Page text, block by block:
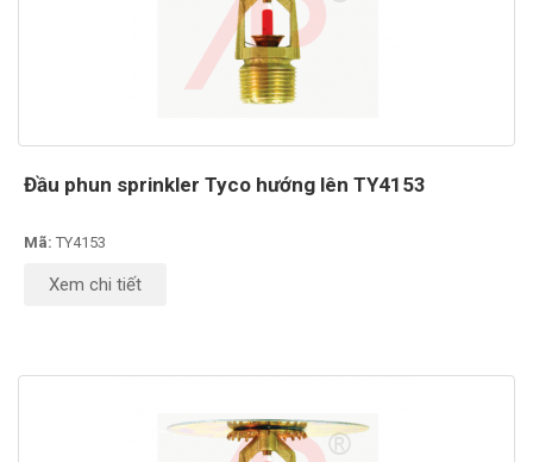
Đầu phun sprinkler Tyco hướng lên TY4153
Mã: TY4153
Xem chi tiết